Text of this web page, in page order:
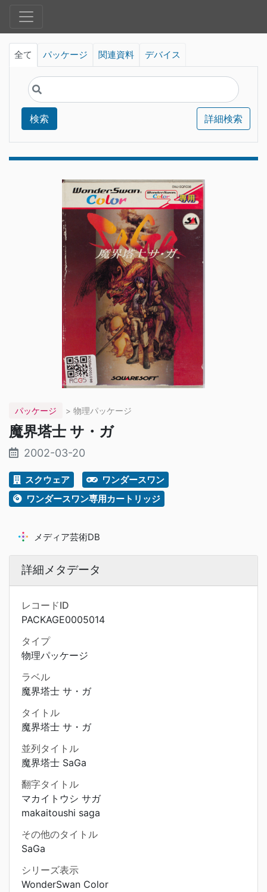
全て パッケージ 関連資料 デバイス
検索 詳細検索
パッケージ > 物理パッケージ
魔界塔士 サ・ガ
2002-03-20
スクウェア
ワンダースワン
ワンダースワン専用カートリッジ
メディア芸術DB
詳細メタデータ
レコードID
PACKAGE0005014
タイプ
物理パッケージ
ラベル
魔界塔士 サ・ガ
タイトル
魔界塔士 サ・ガ
並列タイトル
魔界塔士 SaGa
翻字タイトル
マカイトウシ サガ
makaitoushi saga
その他のタイトル
SaGa
シリーズ表示
WonderSwan Color